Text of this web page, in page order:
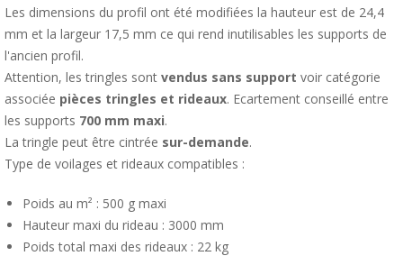
Les dimensions du profil ont été modifiées la hauteur est de 24,4
mm et la largeur 17,5 mm ce qui rend inutilisables les supports de
l'ancien profil.
Attention, les tringles sont vendus sans support voir catégorie
associée pièces tringles et rideaux. Ecartement conseillé entre
les supports 700 mm maxi.
La tringle peut être cintrée sur-demande.
Type de voilages et rideaux compatibles :
Poids au m² : 500 g maxi
Hauteur maxi du rideau : 3000 mm
Poids total maxi des rideaux : 22 kg